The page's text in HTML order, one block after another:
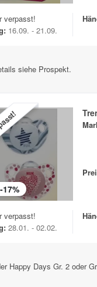
verpasst!
16.09. - 21.09.
siehe Prospekt.
-17%
verpasst!
28.01. - 02.02.
Happy Days Gr. 2 oder